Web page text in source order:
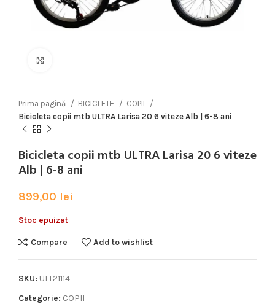
Prima pagină BICICLETE
COPII
Bicicleta copii mtb ULTRA Larisa 20 6 viteze Alb | 6-8 ani
Bicicleta copii mtb ULTRA Larisa 20 6 viteze
Alb | 6-8 ani
899,00 lei
Stoc epuizat
Compare Add to wishlist
SKU: ULT21114
Categorie: COPII